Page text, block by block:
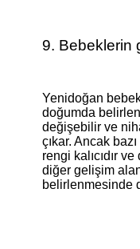
9. Bebeklerin
Yenidoğan
doğumda
değişebilir ve
çıkar. Ancak
rengi kalıcıdır
diğer gelişim
belirlenmesinde